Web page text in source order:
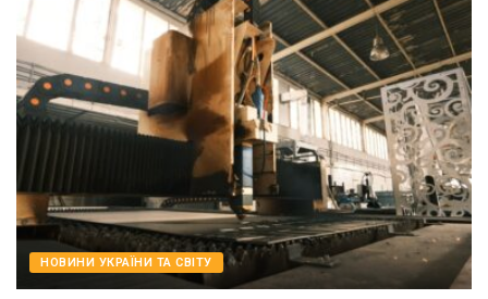
НОВИНИ УКРАЇНИ ТА СВІТУ